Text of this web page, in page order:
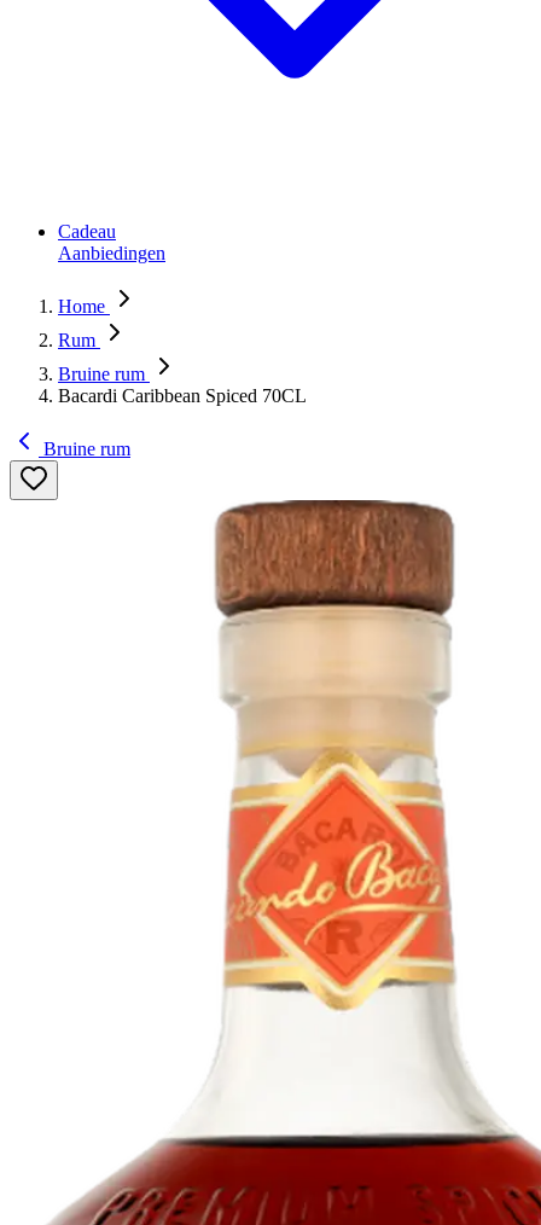
Cadeau
Aanbiedingen
Home
Rum
Bruine rum
Bacardi Caribbean Spiced 70CL
Bruine rum